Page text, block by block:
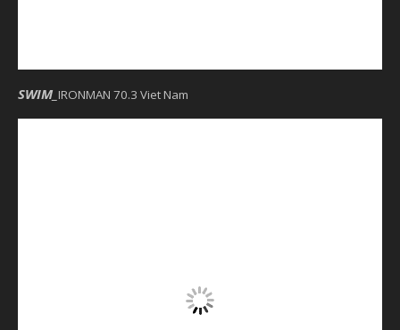
SWIM_ IRONMAN 70.3 Viet Nam